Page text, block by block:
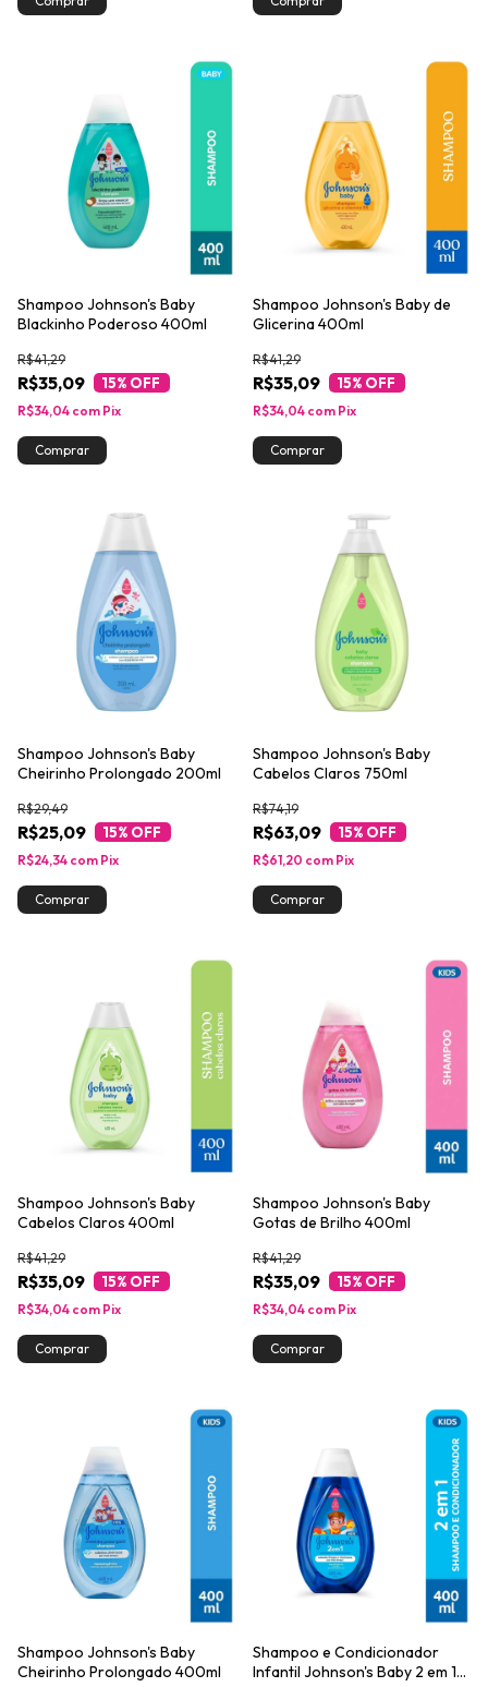
Shampoo Johnson's Baby
Blackinho Poderoso 400ml
R$35,09
R$41,29
15% OFF
R$34,04 com Pix
Shampoo Johnson's Baby de
Glicerina 400ml
R$35,09
R$41,29
15% OFF
R$34,04 com Pix
Shampoo Johnson's Baby
Cheirinho Prolongado 200ml
R$25,09
R$29,49
15% OFF
R$24,34 com Pix
Shampoo Johnson's Baby
Cabelos Claros 750ml
R$63,09
R$74,19
15% OFF
R$61,20 com Pix
Shampoo Johnson's Baby
Cabelos Claros 400ml
R$35,09
R$41,29
15% OFF
R$34,04 com Pix
Shampoo Johnson's Baby
Gotas de Brilho 400ml
R$35,09
R$41,29
15% OFF
R$34,04 com Pix
Shampoo Johnson's Baby
Cheirinho Prolongado 400ml
Shampoo e Condicionador
Infantil Johnson's Baby 2 em 1